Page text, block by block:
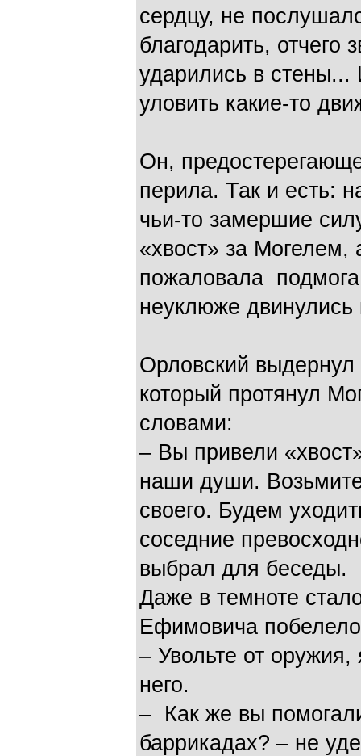
сердцу, не
благодарить, отчего
ударились в стены...
уловить какие-то
Он,
перила. Так и есть:
чьи-то замершие
«хвост» за Могелем,
пожаловала
неуклюже
Орловский выдернул
который протянул
словами:
– Вы привели
наши души.
своего. Будем
соседние
выбрал для беседы.
Даже в темноте
Ефимовича
– Увольте от оружия,
него.
– Как же вы
баррикадах? – не